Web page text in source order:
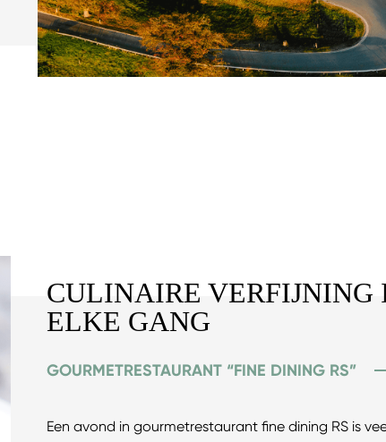
CULINAIRE VERFIJNING
ELKE GANG
GOURMETRESTAURANT “FINE DINING RS”
Een avond in gourmetrestaurant fine dining RS is